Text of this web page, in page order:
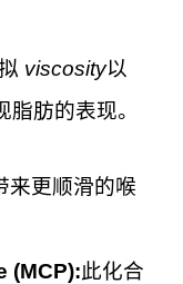
viscosity以
肪的表现。
来更顺滑的喉
(MCP):此化合